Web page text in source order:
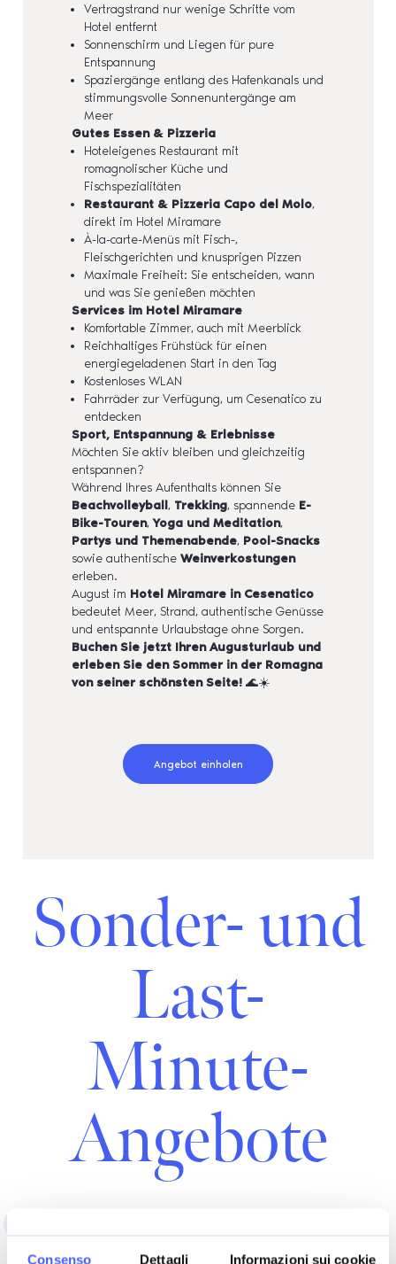
Consenso Dettagli Informazioni sui cookie
Vertragstrand nur wenige Schritte vom
Hotel entfernt
Sonnenschirm und Liegen für pure
Entspannung
Spaziergänge entlang des Hafenkanals und
stimmungsvolle Sonnenuntergänge am
Meer
Gutes Essen & Pizzeria
Hoteleigenes Restaurant mit
romagnolischer Küche und
Fischspezialitäten
Restaurant & Pizzeria Capo del Molo,
direkt im Hotel Miramare
À-la-carte-Menüs mit Fisch-,
Fleischgerichten und knusprigen Pizzen
Maximale Freiheit: Sie entscheiden, wann
und was Sie genießen möchten
Services im Hotel Miramare
Komfortable Zimmer, auch mit Meerblick
Reichhaltiges Frühstück für einen
energiegeladenen Start in den Tag
Kostenloses WLAN
Fahrräder zur Verfügung, um Cesenatico zu
entdecken
Sport, Entspannung & Erlebnisse
Möchten Sie aktiv bleiben und gleichzeitig
entspannen?
Während Ihres Aufenthalts können Sie
Beachvolleyball, Trekking, spannende E-
Bike-Touren,Yoga und Meditation,
Partys und Themenabende, Pool-Snacks
sowie authentische Weinverkostungen
erleben.
August im Hotel Miramare in Cesenatico
bedeutet Meer, Strand, authentische Genüsse
und entspannte Urlaubstage ohne Sorgen.
Buchen Sie jetzt Ihren Augusturlaub und
erleben Sie den Sommer in der Romagna
von seiner schönsten Seite!🌊☀️
Angebot einholen
Sonder- und
Last-
Minute-
Angebote